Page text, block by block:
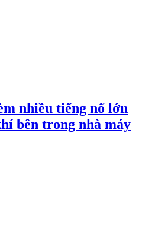
nhiều tiếng nổ lớn
bên trong nhà máy